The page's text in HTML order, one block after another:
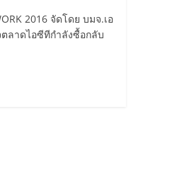
2016 จัดโดย บมจ.เอ
ลาดไอซีทีกำลังซื้อกลับ